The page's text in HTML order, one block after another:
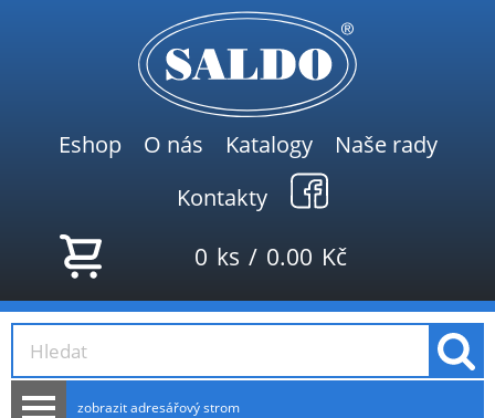
Eshop O nás Katalogy
Naše rady
Kontakty
0 ks / 0.00 Kč
zobrazit adresářový strom